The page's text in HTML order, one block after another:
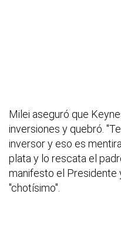
Milei aseguró que
inversiones y quebró.
inversor y eso es
plata y lo rescata el
manifesto el Presidente
"chotísimo".